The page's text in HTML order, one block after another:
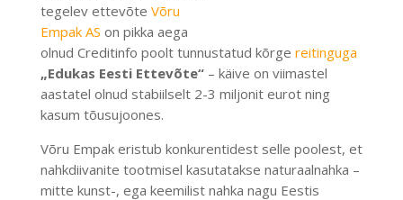
tegelev ettevõte Võru
Empak AS on pikka aega
olnud Creditinfo poolt tunnustatud kõrge reitinguga
„Edukas Eesti Ettevõte“– käive on viimastel
aastatel olnud stabiilselt 2-3 miljonit eurot ning
kasum tõusujoones.
Võru Empak eristub konkurentidest selle poolest, et
nahkdiivanite tootmisel kasutatakse naturaalnahka –
mitte kunst-, ega keemilist nahka nagu Eestis